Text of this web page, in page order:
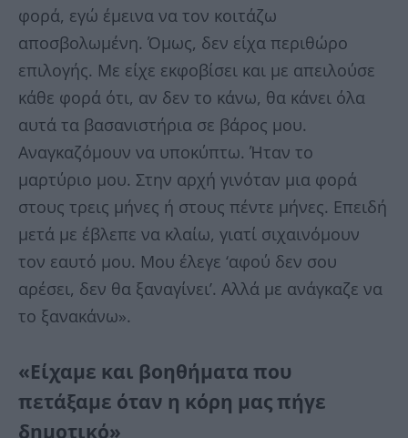
φορά, εγώ έμεινα να τον κοιτάζω
αποσβολωμένη. Όμως, δεν είχα περιθώρο
επιλογής. Με είχε εκφοβίσει και με απειλούσε
κάθε φορά ότι, αν δεν το κάνω, θα κάνει όλα
αυτά τα βασανιστήρια σε βάρος μου.
Αναγκαζόμουν να υποκύπτω. Ήταν το
μαρτύριο μου. Στην αρχή γινόταν μια φορά
στους τρεις μήνες ή στους πέντε μήνες. Επειδή
μετά με έβλεπε να κλαίω, γιατί σιχαινόμουν
τον εαυτό μου. Μου έλεγε ‘αφού δεν σου
αρέσει, δεν θα ξαναγίνει’. Αλλά με ανάγκαζε να
το ξανακάνω».
«Είχαμε και βοηθήματα που
πετάξαμε όταν η κόρη μας πήγε
δημοτικό»